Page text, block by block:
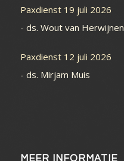
Paxdienst 19 juli 2026
- ds. Wout van Herwijnen
Paxdienst 12 juli 2026
- ds. Mirjam Muis
MEER INFORMATIE